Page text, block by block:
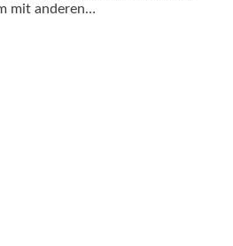
mit anderen…